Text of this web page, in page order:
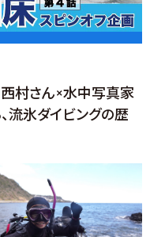
西村さん×水中写真家
流氷ダイビングの歴